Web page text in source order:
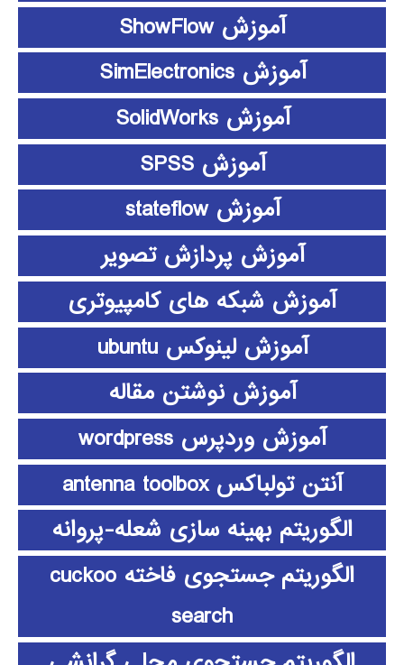
آموزش ShowFlow
آموزش SimElectronics
آموزش SolidWorks
آموزش SPSS
آموزش stateflow
آموزش پردازش تصویر
آموزش شبکه های کامپیوتری
آموزش لینوکس ubuntu
آموزش نوشتن مقاله
آموزش وردپرس wordpress
آنتن تولباکس antenna toolbox
الگوریتم بهینه سازی شعله-پروانه
الگوریتم جستجوی فاخته cuckoo
search